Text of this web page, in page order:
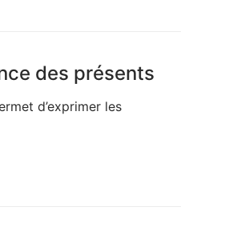
des présents
d’exprimer les